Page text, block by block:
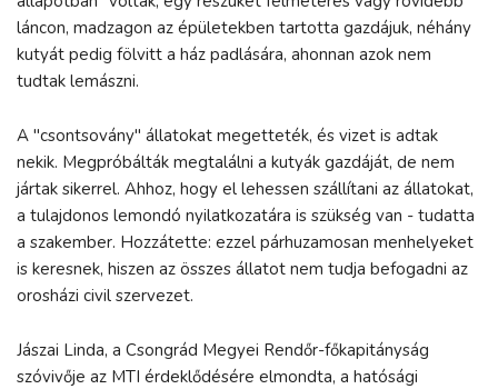
láncon, madzagon az épületekben tartotta gazdájuk, néhány
kutyát pedig fölvitt a ház padlására, ahonnan azok nem
tudtak lemászni.
A "csontsovány" állatokat megetteték, és vizet is adtak
nekik. Megpróbálták megtalálni a kutyák gazdáját, de nem
jártak sikerrel. Ahhoz, hogy el lehessen szállítani az állatokat,
a tulajdonos lemondó nyilatkozatára is szükség van - tudatta
a szakember. Hozzátette: ezzel párhuzamosan menhelyeket
is keresnek, hiszen az összes állatot nem tudja befogadni az
orosházi civil szervezet.
Jászai Linda, a Csongrád Megyei Rendőr-főkapitányság
szóvivője az MTI érdeklődésére elmondta, a hatósági